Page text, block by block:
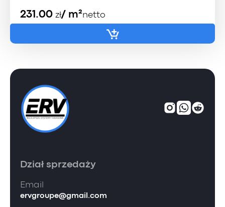
231.00 zł/ m²netto
Dział sprzedaży
Email
ervgroupe@gmail.com